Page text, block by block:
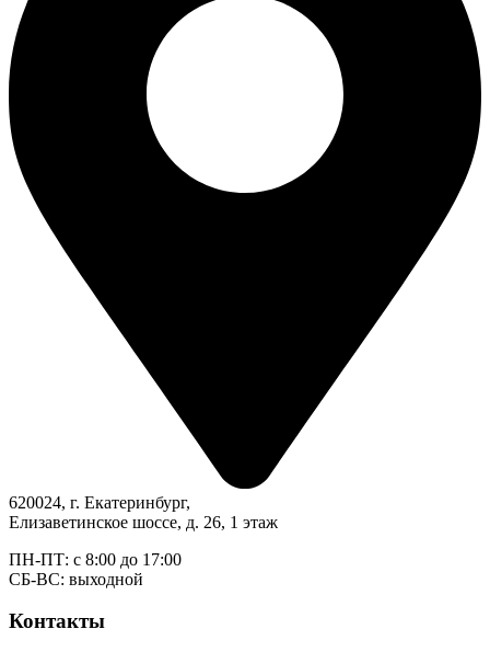
620024, г. Екатеринбург,
Елизаветинское шоссе, д. 26, 1 этаж
ПН-ПТ: с 8:00 до 17:00
СБ-ВС: выходной
Контакты